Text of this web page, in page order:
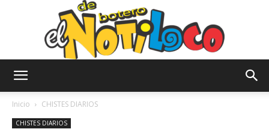
Inicio CHISTES DIARIOS
CHISTES DIARIOS